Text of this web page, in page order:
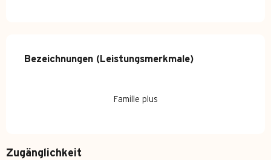
Leistungensmöglichkeiten
Bezeichnungen (Leistungsmerkmale)
Bezeichnungen (Leistungsmerkmale)
Famille plus
Zugänglichkeit